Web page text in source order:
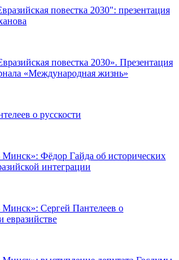
повестка 2030": презентация
повестка 2030». Презентация
«Международная жизнь»
о русскости
Минск»: Фёдор Гайда об исторических
интеграции
Минск»: Сергей Пантелеев о
евразийстве